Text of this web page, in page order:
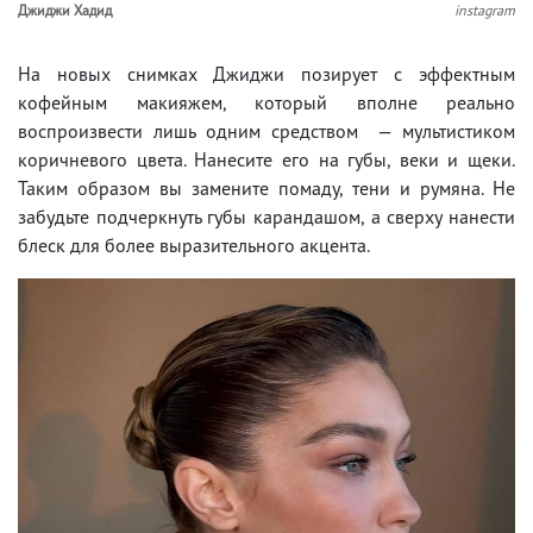
Джиджи Хадид instagram
На новых снимках Джиджи позирует с эффектным
кофейным макияжем, который вполне реально
воспроизвести лишь одним средством — мультистиком
коричневого цвета. Нанесите его на губы, веки и щеки.
Таким образом вы замените помаду, тени и румяна. Не
забудьте подчеркнуть губы карандашом, а сверху нанести
блеск для более выразительного акцента.